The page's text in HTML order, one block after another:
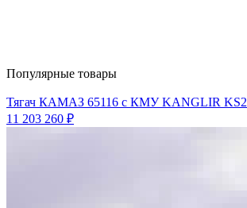
Популярные товары
Тягач КАМАЗ 65116 с КМУ KANGLIR
11 203 260 ₽